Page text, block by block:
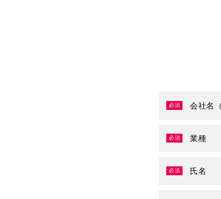
必須 会社名
必須 業種
必須 氏名